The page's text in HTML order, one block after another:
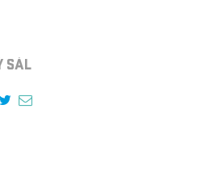
SÁL